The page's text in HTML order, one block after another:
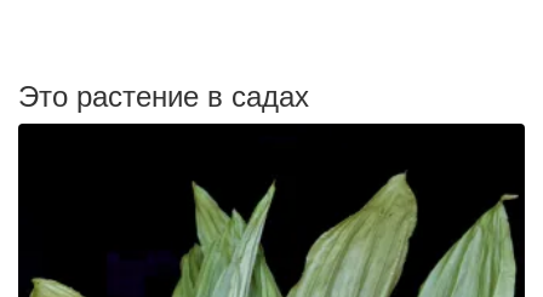
Это растение в садах